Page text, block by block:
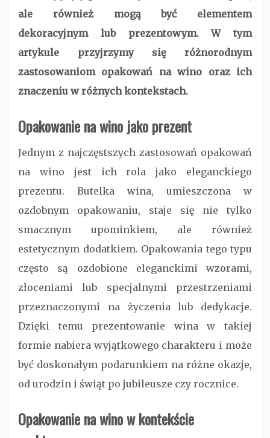
ale również mogą być elementem
dekoracyjnym lub prezentowym. W tym
artykule przyjrzymy się różnorodnym
zastosowaniom opakowań na wino oraz ich
znaczeniu w różnych kontekstach.
Opakowanie na wino jako prezent
Jednym z najczęstszych zastosowań opakowań
na wino jest ich rola jako eleganckiego
prezentu. Butelka wina, umieszczona w
ozdobnym opakowaniu, staje się nie tylko
smacznym upominkiem, ale również
estetycznym dodatkiem. Opakowania tego typu
często są ozdobione eleganckimi wzorami,
złoceniami lub specjalnymi przestrzeniami
przeznaczonymi na życzenia lub dedykacje.
Dzięki temu prezentowanie wina w takiej
formie nabiera wyjątkowego charakteru i może
być doskonałym podarunkiem na różne okazje,
od urodzin i świąt po jubileusze czy rocznice.
Opakowanie na wino w kontekście